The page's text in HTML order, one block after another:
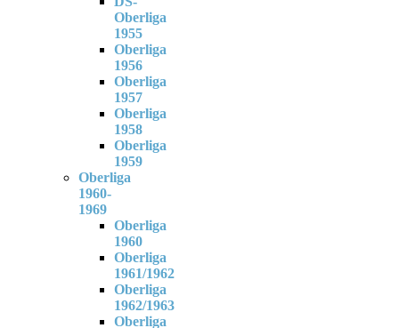
Oberliga
1955
Oberliga
1956
Oberliga
1957
Oberliga
1958
Oberliga
1959
Oberliga
1960-
1969
Oberliga
1960
Oberliga
1961/1962
Oberliga
1962/1963
Oberliga